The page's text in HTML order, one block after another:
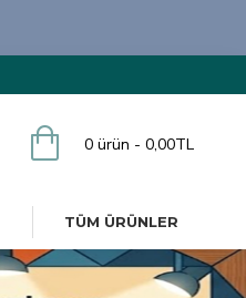
0 ürün - 0,00TL
TÜM ÜRÜNLER